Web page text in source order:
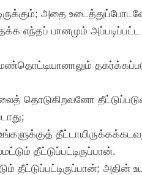
அதை
எந்தப் பானமும் அப்படிப்பட்ட
மண்தொட்டியானாலும்
தொடுகிறவனோ
தீட்டுப்பட்டிருப்பான்.
அதின்